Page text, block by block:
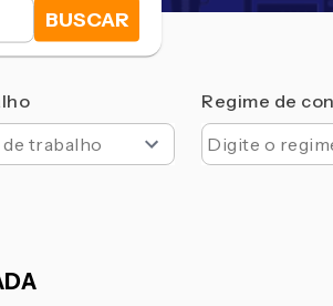
BUSCAR
Regime de